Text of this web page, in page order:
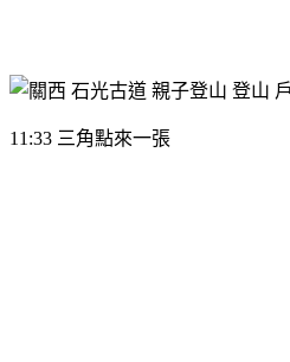
11:33 三角點來一張